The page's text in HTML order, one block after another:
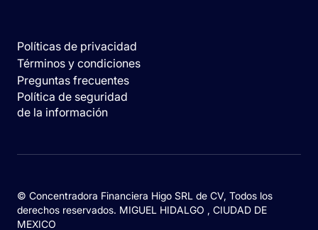
Políticas de privacidad
Términos y condiciones
Preguntas frecuentes
Política de seguridad
de la información
© Concentradora Financiera Higo SRL de CV, Todos los
derechos reservados. MIGUEL HIDALGO , CIUDAD DE
MEXICO